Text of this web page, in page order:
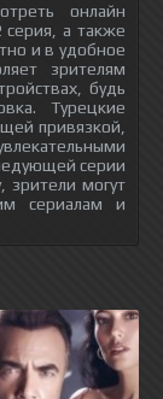
онлайн
серия, а также
и в удобное
зрителям
будь
Турецкие
привязкой,
серии
зрители могут
сериалам и